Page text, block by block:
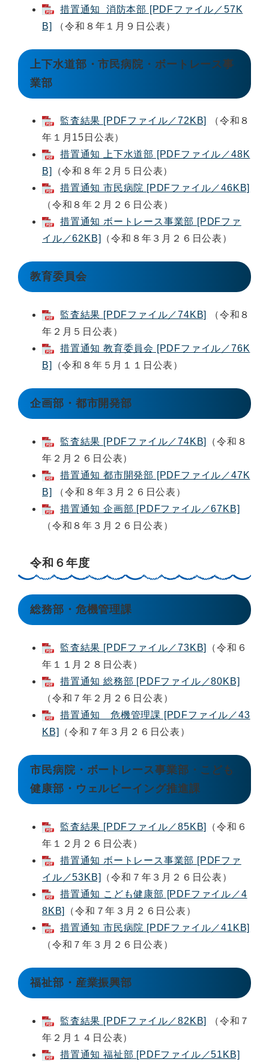
措置通知 消防本部 [PDFファイル／57K
B]
（令和８年１月９日公表）
上下水道部・市民病院・ボートレース事
業部
監査結果 [PDFファイル／72KB]
（令和８
年１月15日公表）
措置通知 上下水道部 [PDFファイル／48K
B]
（令和８年２月５日公表）
措置通知 市民病院 [PDFファイル／46KB]
（令和８年２月２６日公表）
措置通知 ボートレース事業部 [PDFファ
イル／62KB]
（令和８年３月２６日公表）
教育委員会
監査結果 [PDFファイル／74KB]
（令和８
年２月５日公表）
措置通知 教育委員会 [PDFファイル／76K
B]
（令和８年５月１１日公表）
企画部・都市開発部
監査結果 [PDFファイル／74KB]
（令和８
年２月２６日公表）
措置通知 都市開発部 [PDFファイル／47K
B]
（令和８年３月２６日公表）
措置通知 企画部 [PDFファイル／67KB]
（令和８年３月２６日公表）
令和６年度
総務部・危機管理課
監査結果 [PDFファイル／73KB]
（令和６
年１１月２８日公表）
措置通知 総務部 [PDFファイル／80KB]
（令和７年２月２６日公表）
措置通知 危機管理課 [PDFファイル／43
KB]
（令和７年３月２６日公表）
市民病院・ボートレース事業部・こども
健康部・ウェルビーイング推進課
監査結果 [PDFファイル／85KB]
（令和６
年１２月２６日公表）
措置通知 ボートレース事業部 [PDFファ
イル／53KB]
（令和７年３月２６日公表）
措置通知 こども健康部 [PDFファイル／4
8KB]
（令和７年３月２６日公表）
措置通知 市民病院 [PDFファイル／41KB]
（令和７年３月２６日公表）
福祉部・産業振興部
監査結果 [PDFファイル／82KB]
（令和７
年２月１４日公表）
措置通知 福祉部 [PDFファイル／51KB]